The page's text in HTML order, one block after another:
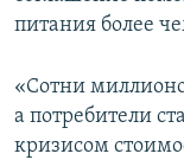
питания более
«Сотни
а потребители
кризисом